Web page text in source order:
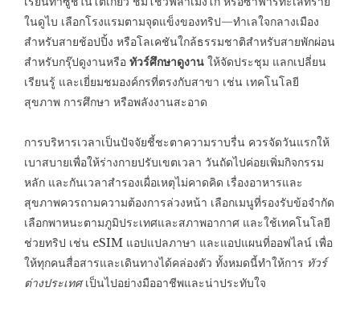
ในดูไบ เลือกโรงแรมตามจุดแข็งของทริป—ทำเลใจกลางเมือง
สำหรับสายช้อปปิ้ง หรือโลเคชันใกล้ธรรมชาติสำหรับสายพักผ่อน
สำหรับกรุ๊ปดูงานหรือ ทัวร์ศึกษาดูงาน ให้จัดประชุม แลกเปลี่ยน
เรียนรู้ และเยี่ยมชมองค์กรที่ตรงกับสาขา เช่น เทคโนโลยี
สุขภาพ การศึกษา หรือพลังงานสะอาด
การบริหารเวลาเป็นปัจจัยชี้ชะตาความราบรื่น ควรจัดวันแรกให้
เบาสบายเพื่อให้ร่างกายปรับเขตเวลา วันถัดไปค่อยเพิ่มกิจกรรม
หลัก และกันเวลาสำรองเผื่อเหตุไม่คาดคิด เรื่องอาหารและ
สุขภาพควรถามความต้องการล่วงหน้า เลือกเมนูที่รองรับข้อจำกัด
เลือกพาหนะตามภูมิประเทศและสภาพอากาศ และใช้เทคโนโลยี
ช่วยทริป เช่น eSIM แอปแปลภาษา และแอปแผนที่ออฟไลน์ เพื่อ
ให้ทุกคนสื่อสารและเดินทางได้คล่องตัว ทั้งหมดนี้ทำให้การ ทัวร์
ต่างประเทศเป็นไปอย่างมืออาชีพและน่าประทับใจ